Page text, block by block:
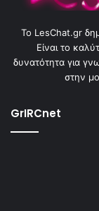
To LesChat.gr
Είναι το
δυνατότητα για
στην
GrIRCnet